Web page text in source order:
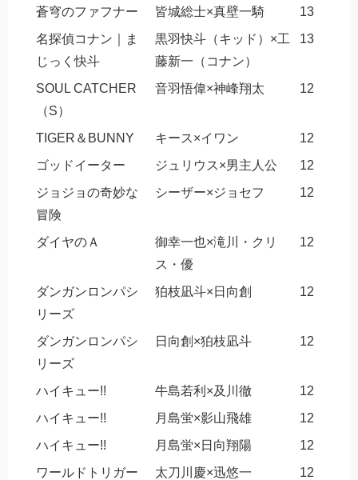
蒼穹のファフナー
皆城総士×真壁一騎
13
名探偵コナン｜ま
じっく快斗
黒羽快斗（キッド）×工
藤新一（コナン）
13
SOUL CATCHER
（S）
音羽悟偉×神峰翔太 12
TIGER＆BUNNY キース×イワン
12
ゴッドイーター
ジュリウス×男主人公
12
ジョジョの奇妙な
冒険
シーザー×ジョセフ 12
ダイヤのＡ
御幸一也×滝川・クリ
ス・優
12
ダンガンロンパシ
リーズ
狛枝凪斗×日向創 12
ダンガンロンパシ
リーズ
日向創×狛枝凪斗 12
ハイキュー!! 牛島若利×及川徹
12
ハイキュー!!
月島蛍×影山飛雄
12
ハイキュー!!
月島蛍×日向翔陽
12
ワールドトリガー
太刀川慶×迅悠一
12